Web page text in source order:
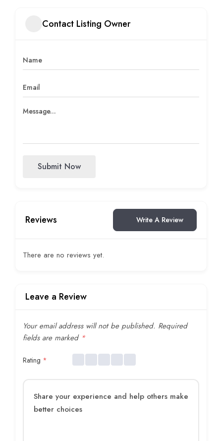
Contact Listing Owner
Submit Now
Reviews Write A Review
There are no reviews yet.
Leave a Review
Your email address will not be published. Required
fields are marked *
Rating *